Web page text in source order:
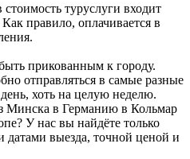
туруслуги входит
правило, оплачивается в
прикованным к городу.
отправляться в самые разные
хоть на целую неделю.
Минска в Германию в Кольмар
У нас вы найдёте только
датами выезда, точной ценой и